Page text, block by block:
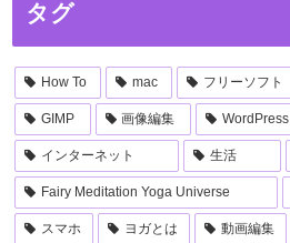
タグ
How To mac フリーソフト
GIMP 画像編集 WordPress
インターネット 生活
Fairy Meditation Yoga Universe
スマホ ヨガとは 動画編集